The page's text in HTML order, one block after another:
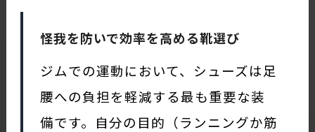
怪我を防いで効率を高める靴選び
ジムでの運動において、シューズは足
腰への負担を軽減する最も重要な装
備です。自分の目的（ランニングか筋